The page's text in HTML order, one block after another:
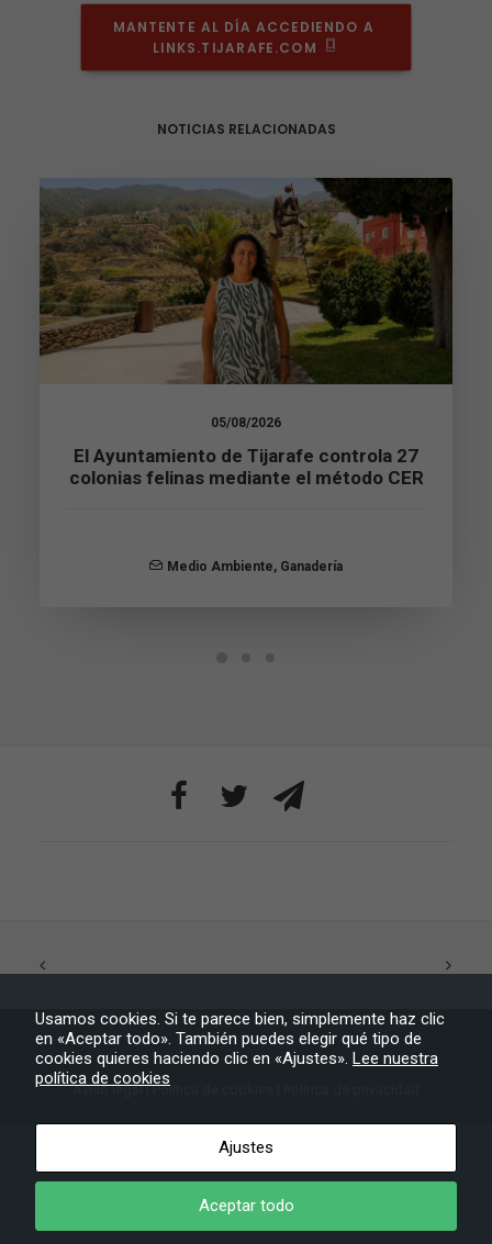
MANTENTE AL DÍA ACCEDIENDO A
LINKS.TIJARAFE.COM
NOTICIAS RELACIONADAS
05/08/2026
El Ayuntamiento de Tijarafe controla 27
colonias felinas mediante el método CER
Medio Ambiente, Ganadería
Aviso legal|Política de cookies
Usamos cookies. Si te parece bien, simplemente haz clic
en «Aceptar todo». También puedes elegir qué tipo de
cookies quieres haciendo clic en «Ajustes». Lee nuestra
política de cookies
Ajustes
Aceptar todo
web.
podamos
y estructura
de la web, en
base a cómo
se usa la web.
Experiencia
Para que
nuestra web
funcione lo
rechaza estas
cookies,
ver contenido y
ofertas